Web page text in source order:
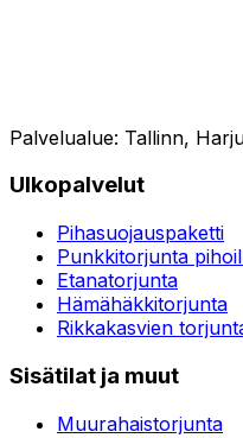
Palvelualue: Tallinn,
Ulkopalvelut
Pihasuojauspaketti
Punkkitorjunta
Etanatorjunta
Hämähäkkitorjunta
Rikkakasvien
Sisätilat ja muut
Muurahaistorjunta